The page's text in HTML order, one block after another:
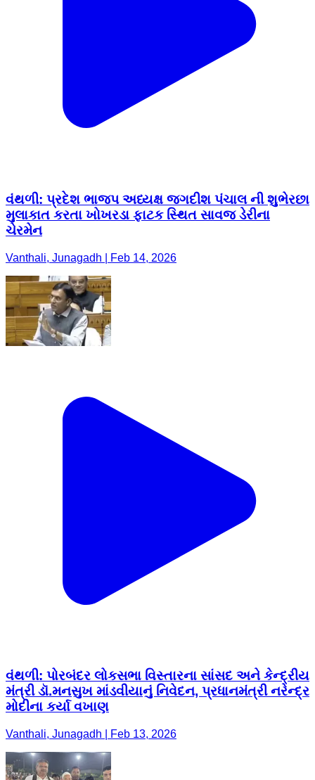
વંથળી: પ્રદેશ ભાજપ અધ્યક્ષ જગદીશ પંચાલ ની શુભેરછા
મુલાકાત કરતા ખોખરડા ફાટક સ્થિત સાવજ ડેરીના
ચેરમેન
Vanthali, Junagadh | Feb 14, 2026
વંથળી: પોરબંદર લોકસભા વિસ્તારના સાંસદ અને કેન્દ્રીય
મંત્રી ડૉ.મનસુખ માંડવીયાનું નિવેદન, પ્રધાનમંત્રી નરેન્દ્ર
મોદીના કર્યા વખાણ
Vanthali, Junagadh | Feb 13, 2026